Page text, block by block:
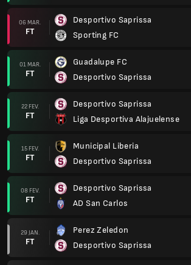
06 MAR.
FT
Desportivo Saprissa
Sporting FC
01 MAR.
FT
Guadalupe FC
Desportivo Saprissa
22 FEV.
FT
Desportivo Saprissa
Liga Desportiva Alajuelense
15 FEV.
FT
Municipal Liberia
Desportivo Saprissa
08 FEV.
FT
Desportivo Saprissa
AD San Carlos
29 JAN.
FT
Perez Zeledon
Desportivo Saprissa